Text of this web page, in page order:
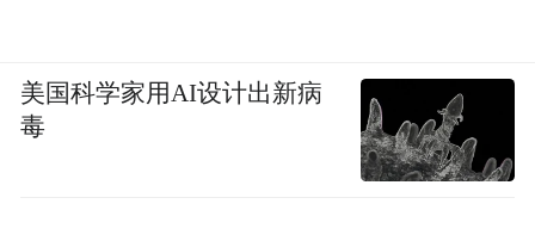
美国科学家用AI设计出新病
毒